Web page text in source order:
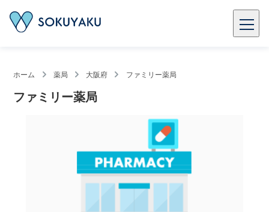
ホーム 薬局 大阪府 ファミリー薬局
ファミリー薬局